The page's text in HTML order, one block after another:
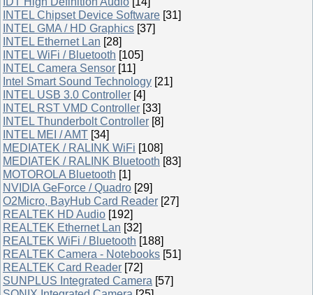
INTEL Chipset Device Software [31]
INTEL GMA / HD Graphics [37]
INTEL Ethernet Lan [28]
INTEL WiFi / Bluetooth [105]
INTEL Camera Sensor [11]
Intel Smart Sound Technology [21]
INTEL USB 3.0 Controller [4]
INTEL RST VMD Controller [33]
INTEL Thunderbolt Controller [8]
INTEL MEI / AMT [34]
MEDIATEK / RALINK WiFi [108]
MEDIATEK / RALINK Bluetooth [83]
MOTOROLA Bluetooth [1]
NVIDIA GeForce / Quadro [29]
O2Micro, BayHub Card Reader [27]
REALTEK HD Audio [192]
REALTEK Ethernet Lan [32]
REALTEK WiFi / Bluetooth [188]
REALTEK Camera - Notebooks [51]
REALTEK Card Reader [72]
SUNPLUS Integrated Camera [57]